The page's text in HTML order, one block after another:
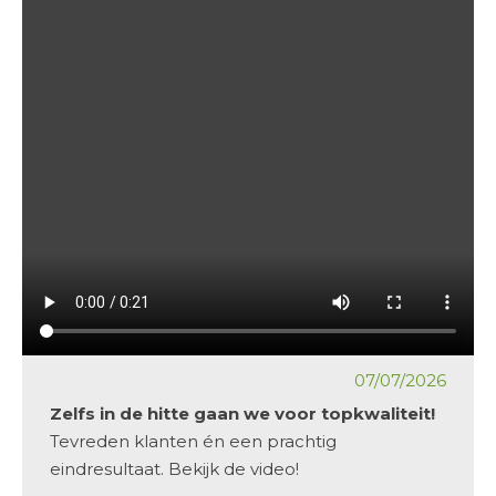
07/07/2026
Zelfs in de hitte gaan we voor topkwaliteit!
Tevreden klanten én een prachtig
eindresultaat. Bekijk de video!